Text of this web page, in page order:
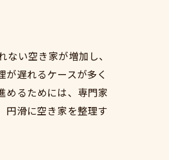
い空き家が増加し、
遅れるケースが多く
めるためには、専門家
円滑に空き家を整理す